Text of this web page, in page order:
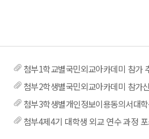
첨부1학교별국민외교아카데미 참가
첨부2학생별국민외교아카데미 참가
첨부3학생별개인정보이용동의서대
첨부4제4기 대학생 외교 연수 과정